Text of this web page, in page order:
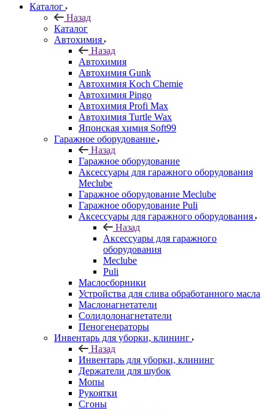
Каталог
Назад
Каталог
Автохимия
Назад
Автохимия
Автохимия Gunk
Автохимия Koch Chemie
Автохимия Pingo
Автохимия Profi Max
Автохимия Turtle Wax
Японская химия Soft99
Гаражное оборудование
Назад
Гаражное оборудование
Аксессуары для гаражного оборудования
Meclube
Гаражное оборудование Meclube
Гаражное оборудование Puli
Аксессуары для гаражного оборудования
Назад
Аксессуары для гаражного
оборудования
Meclube
Puli
Маслосборники
Устройства для слива обработанного масла
Маслонагнетатели
Солидолонагнетатели
Пеногенераторы
Инвентарь для уборки, клининг
Назад
Инвентарь для уборки, клининг
Держатели для шубок
Мопы
Рукоятки
Сгоны